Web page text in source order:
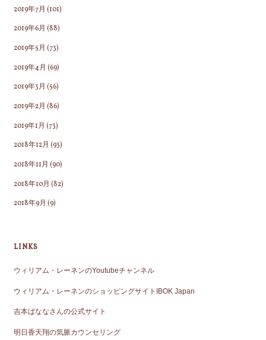
2019年7月 (101)
2019年6月 (88)
2019年5月 (73)
2019年4月 (69)
2019年3月 (56)
2019年2月 (86)
2019年1月 (73)
2018年12月 (93)
2018年11月 (90)
2018年10月 (82)
2018年9月 (9)
LINKS
ウィリアム・レーネンのYoutubeチャンネル
ウィリアム・レーネンのショッピングサイトIBOK Japan
吉本ばななさんの公式サイト
明日香天翔の気脈カウンセリング